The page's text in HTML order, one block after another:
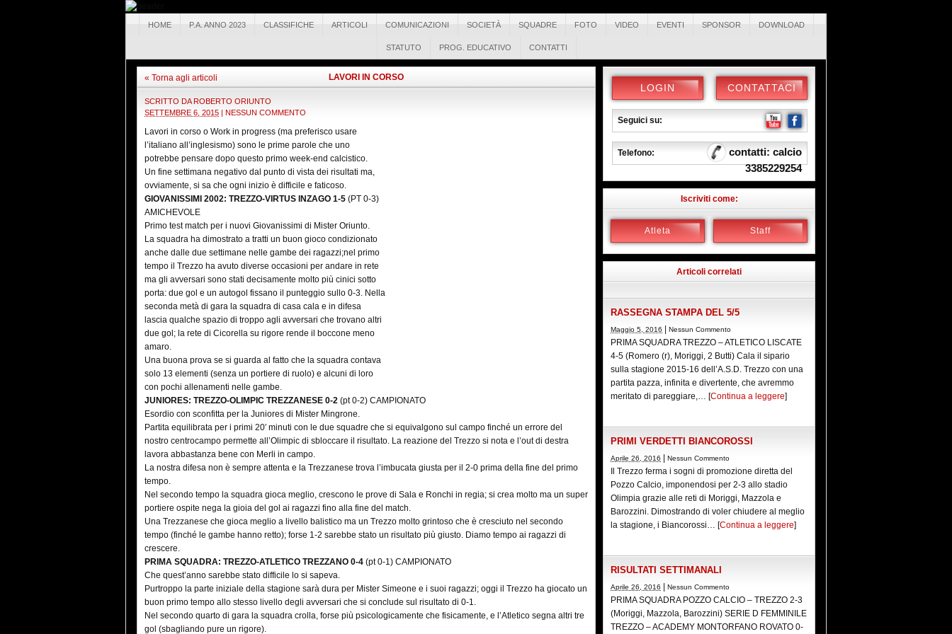
HOME P.A. ANNO 2023 CLASSIFICHE ARTICOLI COMUNICAZIONI SOCIETÀ SQUADRE FOTO VIDEO EVENTI SPONSOR DOWNLOAD
STATUTO PROG. EDUCATIVO CONTATTI
« Torna agli articoli LAVORI IN CORSO
SCRITTO DA ROBERTO ORIUNTO
SETTEMBRE 6, 2015 | NESSUN COMMENTO
Lavori in corso o Work in progress (ma preferisco usare
l’italiano all’inglesismo) sono le prime parole che uno
potrebbe pensare dopo questo primo week-end calcistico.
Un fine settimana negativo dal punto di vista dei risultati ma,
ovviamente, si sa che ogni inizio è difficile e faticoso.
GIOVANISSIMI 2002: TREZZO-VIRTUS INZAGO 1-5 (PT 0-3)
AMICHEVOLE
Primo test match per i nuovi Giovanissimi di Mister Oriunto.
La squadra ha dimostrato a tratti un buon gioco condizionato
anche dalle due settimane nelle gambe dei ragazzi;nel primo
tempo il Trezzo ha avuto diverse occasioni per andare in rete
ma gli avversari sono stati decisamente molto più cinici sotto
porta: due gol e un autogol fissano il punteggio sullo 0-3. Nella
seconda metà di gara la squadra di casa cala e in difesa
lascia qualche spazio di troppo agli avversari che trovano altri
due gol; la rete di Cicorella su rigore rende il boccone meno
amaro.
Una buona prova se si guarda al fatto che la squadra contava
solo 13 elementi (senza un portiere di ruolo) e alcuni di loro
con pochi allenamenti nelle gambe.
JUNIORES: TREZZO-OLIMPIC TREZZANESE 0-2 (pt 0-2) CAMPIONATO
Esordio con sconfitta per la Juniores di Mister Mingrone.
Partita equilibrata per i primi 20′ minuti con le due squadre che si equivalgono sul campo finché un errore del
nostro centrocampo permette all’Olimpic di sbloccare il risultato. La reazione del Trezzo si nota e l’out di destra
lavora abbastanza bene con Merli in campo.
La nostra difesa non è sempre attenta e la Trezzanese trova l’imbucata giusta per il 2-0 prima della fine del primo
tempo.
Nel secondo tempo la squadra gioca meglio, crescono le prove di Sala e Ronchi in regia; si crea molto ma un super
portiere ospite nega la gioia del gol ai ragazzi fino alla fine del match.
Una Trezzanese che gioca meglio a livello balistico ma un Trezzo molto grintoso che è cresciuto nel secondo
tempo (finché le gambe hanno retto); forse 1-2 sarebbe stato un risultato più giusto. Diamo tempo ai ragazzi di
crescere.
PRIMA SQUADRA: TREZZO-ATLETICO TREZZANO 0-4 (pt 0-1) CAMPIONATO
Che quest’anno sarebbe stato difficile lo si sapeva.
Purtroppo la parte iniziale della stagione sarà dura per Mister Simeone e i suoi ragazzi; oggi il Trezzo ha giocato un
buon primo tempo allo stesso livello degli avversari che si conclude sul risultato di 0-1.
Nel secondo quarto di gara la squadra crolla, forse più psicologicamente che fisicamente, e l’Atletico segna altri tre
gol (sbagliando pure un rigore).
LOGIN CONTATTACI
Seguici su:
Telefono:
contatti: calcio
3385229254
Iscriviti come:
Atleta Staff
Articoli correlati
RASSEGNA STAMPA DEL 5/5
Maggio 5, 2016 Nessun Commento
PRIMA SQUADRA TREZZO – ATLETICO LISCATE
4-5 (Romero (r), Moriggi, 2 Butti) Cala il sipario
sulla stagione 2015-16 dell’A.S.D. Trezzo con una
partita pazza, infinita e divertente, che avremmo
meritato di pareggiare,… [Continua a leggere]
PRIMI VERDETTI BIANCOROSSI
Aprile 26, 2016 Nessun Commento
Il Trezzo ferma i sogni di promozione diretta del
Pozzo Calcio, imponendosi per 2-3 allo stadio
Olimpia grazie alle reti di Moriggi, Mazzola e
Barozzini. Dimostrando di voler chiudere al meglio
la stagione, i Biancorossi… [Continua a leggere]
RISULTATI SETTIMANALI
Aprile 26, 2016 Nessun Commento
PRIMA SQUADRA POZZO CALCIO – TREZZO 2-3
(Moriggi, Mazzola, Barozzini) SERIE D FEMMINILE
TREZZO – ACADEMY MONTORFANO ROVATO 0-